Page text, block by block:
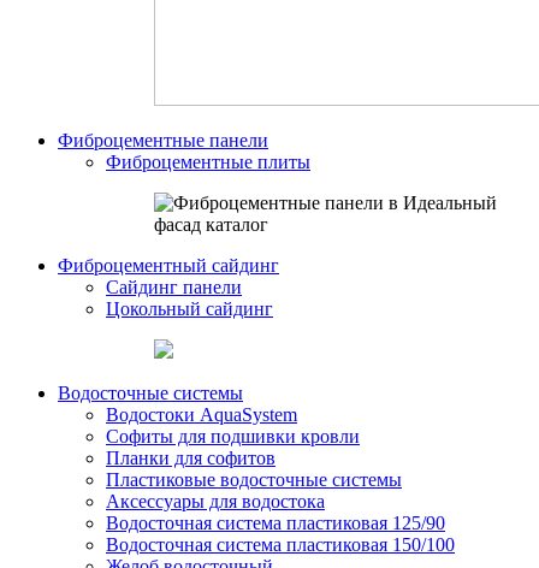
Фиброцементные панели
Фиброцементные плиты
Фиброцементный сайдинг
Сайдинг панели
Цокольный сайдинг
Водосточные системы
Водостоки AquaSystem
Софиты для подшивки кровли
Планки для софитов
Пластиковые водосточные системы
Аксессуары для водостока
Водосточная система пластиковая 125/90
Водосточная система пластиковая 150/100